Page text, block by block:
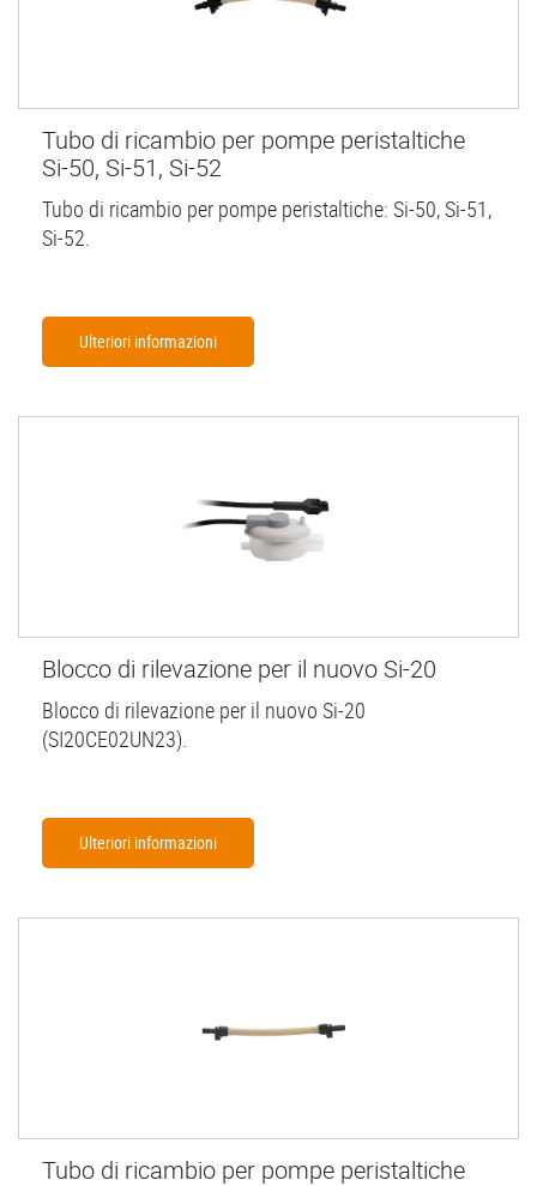
Tubo di ricambio per pompe peristaltiche
Si-50, Si-51, Si-52
Tubo di ricambio per pompe peristaltiche: Si-50, Si-51,
Si-52.
Ulteriori informazioni
Blocco di rilevazione per il nuovo Si-20
Blocco di rilevazione per il nuovo Si-20
(SI20CE02UN23).
Ulteriori informazioni
Tubo di ricambio per pompe peristaltiche